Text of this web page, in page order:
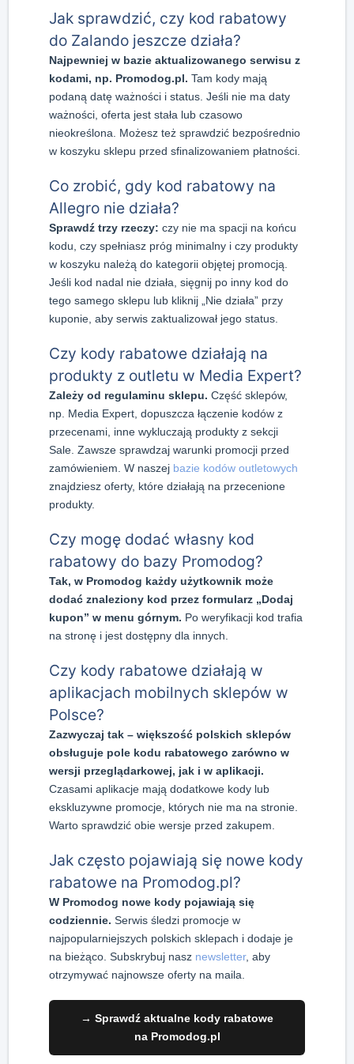
Jak sprawdzić, czy kod rabatowy
do Zalando jeszcze działa?
Najpewniej w bazie aktualizowanego serwisu z
kodami, np. Promodog.pl. Tam kody mają
podaną datę ważności i status. Jeśli nie ma daty
ważności, oferta jest stała lub czasowo
nieokreślona. Możesz też sprawdzić bezpośrednio
w koszyku sklepu przed sfinalizowaniem płatności.
Co zrobić, gdy kod rabatowy na
Allegro nie działa?
Sprawdź trzy rzeczy: czy nie ma spacji na końcu
kodu, czy spełniasz próg minimalny i czy produkty
w koszyku należą do kategorii objętej promocją.
Jeśli kod nadal nie działa, sięgnij po inny kod do
tego samego sklepu lub kliknij „Nie działa” przy
kuponie, aby serwis zaktualizował jego status.
Czy kody rabatowe działają na
produkty z outletu w Media Expert?
Zależy od regulaminu sklepu. Część sklepów,
np. Media Expert, dopuszcza łączenie kodów z
przecenami, inne wykluczają produkty z sekcji
Sale. Zawsze sprawdzaj warunki promocji przed
zamówieniem. W naszej bazie kodów outletowych
znajdziesz oferty, które działają na przecenione
produkty.
Czy mogę dodać własny kod
rabatowy do bazy Promodog?
Tak, w Promodog każdy użytkownik może
dodać znaleziony kod przez formularz „Dodaj
kupon” w menu górnym. Po weryfikacji kod trafia
na stronę i jest dostępny dla innych.
Czy kody rabatowe działają w
aplikacjach mobilnych sklepów w
Polsce?
Zazwyczaj tak – większość polskich sklepów
obsługuje pole kodu rabatowego zarówno w
wersji przeglądarkowej, jak i w aplikacji.
Czasami aplikacje mają dodatkowe kody lub
ekskluzywne promocje, których nie ma na stronie.
Warto sprawdzić obie wersje przed zakupem.
Jak często pojawiają się nowe kody
rabatowe na Promodog.pl?
W Promodog nowe kody pojawiają się
codziennie. Serwis śledzi promocje w
najpopularniejszych polskich sklepach i dodaje je
na bieżąco. Subskrybuj nasz newsletter, aby
otrzymywać najnowsze oferty na maila.
→ Sprawdź aktualne kody rabatowe
na Promodog.pl